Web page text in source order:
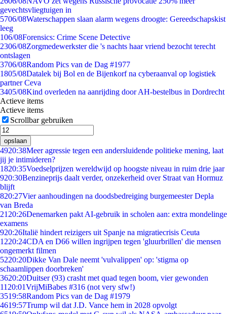
gevechtsvliegtuigen in
5706/08Waterschappen slaan alarm wegens droogte: Gereedschapskist
leeg
106/08Forensics: Crime Scene Detective
2306/08Zorgmedewerkster die 's nachts haar vriend bezocht terecht
ontslagen
3706/08Random Pics van de Dag #1977
1805/08Datalek bij Bol en de Bijenkorf na cyberaanval op logistiek
partner Ceva
3405/08Kind overleden na aanrijding door AH-bestelbus in Dordrecht
Actieve items
Actieve items
Scrollbar gebruiken
opslaan
4920:38Meer agressie tegen een andersluidende politieke mening, laat
jij je intimideren?
1820:35Voedselprijzen wereldwijd op hoogste niveau in ruim drie jaar
920:30Benzineprijs daalt verder, onzekerheid over Straat van Hormuz
blijft
820:27Vier aanhoudingen na doodsbedreiging burgemeester Depla
van Breda
21 20:26Denemarken pakt AI-gebruik in scholen aan: extra mondelinge
examens
920:26Italië hindert reizigers uit Spanje na migratiecrisis Ceuta
1220:24CDA en D66 willen ingrijpen tegen 'gluurbrillen' die mensen
ongemerkt filmen
5220:20Dikke Van Dale neemt 'vulvalippen' op: 'stigma op
schaamlippen doorbreken'
3620:20Duitser (93) crasht met quad tegen boom, vier gewonden
11 20:01VrijMiBabes #316 (not very sfw!)
3519:58Random Pics van de Dag #1979
4619:57Trump wil dat J.D. Vance hem in 2028 opvolgt